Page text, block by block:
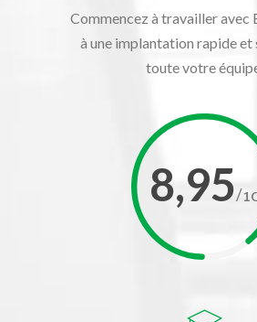
Commencez à travailler avec
à une implantation rapide et
toute votre
8,95/